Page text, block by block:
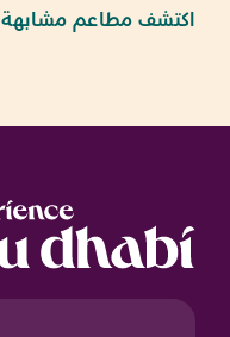
اكتشف مطاعم مشابهة